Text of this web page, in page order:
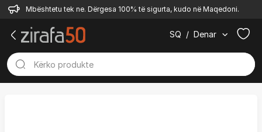
Mbështetu tek ne. Dërgesa 100% të sigurta, kudo në Maqedoni.
SQ / Denar